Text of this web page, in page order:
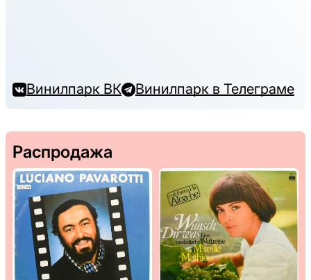
Винилпарк ВК Винилпарк в Телеграме
Распродажа